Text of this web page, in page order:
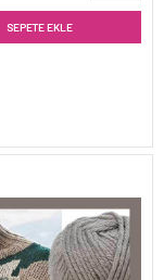
SEPETE EKLE